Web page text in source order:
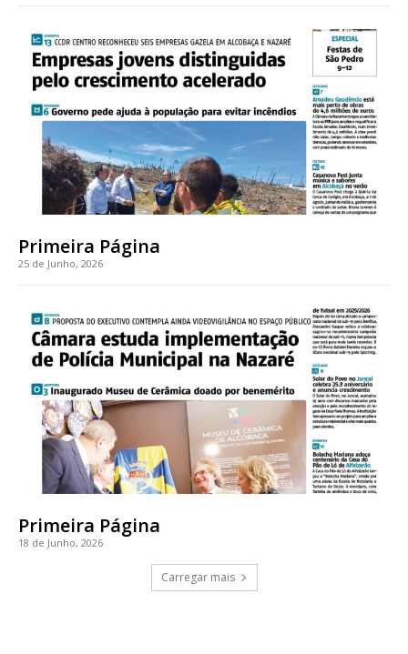
Primeira Página
25 de Junho, 2026
Primeira Página
18 de Junho, 2026
Carregar mais